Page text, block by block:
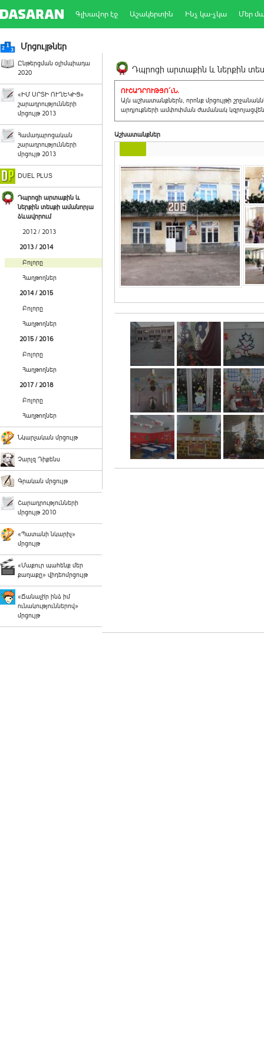
Գլխավոր էջ Աշակերտին Ինչ կա-չկա Մեր
Մրցույթներ
Ընթերցման օլիմպիադա
2020
«ԻՄ ՍՐՏԻ ՈՒՂԵԿԻՑ»
շարադրությունների
մրցույթ 2013
Համադպրոցական
շարադրությունների
մրցույթ 2013
DUEL PLUS
Դպրոցի արտաքին և
ներքին տեսքի ամանորյա
ձևավորում
2012 / 2013
2013 / 2014
Բոլորը
Հաղթողներ
2014 / 2015
Բոլորը
Հաղթողներ
2015 / 2016
Բոլորը
Հաղթողներ
2017 / 2018
Բոլորը
Հաղթողներ
Նկարչական մրցույթ
Չարլզ Դիքենս
Գրական մրցույթ
Շարադրությունների
մրցույթ 2010
«Պատանի նկարիչ»
մրցույթ
«Մաքուր պահենք մեր
քաղաքը» վիդեոմրցույթ
«Ճանաչի՛ր ինձ իմ
ունակություններով»
մրցույթ
Դպրոցի արտաքին և ներքին
ՈՒՇԱԴՐՈՒԹՅՈ´ւՆ.
Այն աշխատանքներն, որոնք մրցույթի
արդյուքների ամփոփման ժամանակ
Աշխատանքներ